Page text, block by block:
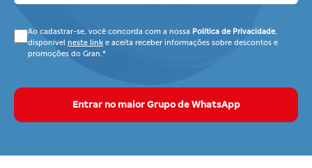
Ao cadastrar-se, você concorda com a nossa Política de Privacidade,
disponível neste link e aceita receber informações sobre descontos e
promoções do Gran.*
Entrar no maior Grupo de WhatsApp